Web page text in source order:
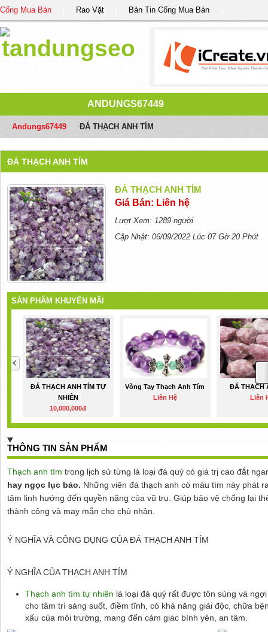
Cổng Mua Bán Rao Vặt Bản Tin Cổng Mua Bán
ANDUNGS67449
Andungs67449 ĐÁ THẠCH ANH TÍM
ĐÁ THẠCH ANH TÍM
ĐÁ THẠCH ANH TÍM
Giá Bán: Liên hệ
Lượt Xem: 1289 người
Cập Nhật: 06/09/2022 Lúc 07 Gờ 20 Phút
SẢN PHẨM KHUYẾN MÃI
ĐÁ THẠCH ANH TÍM TỰ
NHIÊN
10,000,000đ
Vòng Tay Thạch Anh Tím
Liên Hệ
ĐÁ THẠCH
Liên
THÔNG TIN SẢN PHẨM
Thạch anh tím trong lịch sử từng là loại đá quý có giá trị cao đắt
hay ngọc lục bảo. Những viên đá thạch anh có màu tím này phát
tâm linh hướng đến quyền năng của vũ trụ. Giúp bảo vệ chống lại
thành công và may mắn cho chủ nhân.
Ý NGHĨA VÀ CÔNG DỤNG CỦA ĐÁ THẠCH ANH TÍM
Ý NGHĨA CỦA THẠCH ANH TÍM
Thạch anh tím tự nhiên là loại đá quý rất được tôn sùng và
cho tâm trí sáng suốt, điềm tĩnh, có khả năng giải độc, chữa
xấu của môi trường, mang đến cảm giác bình yên, an tâm.